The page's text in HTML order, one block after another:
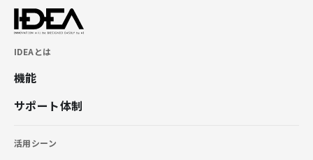
IDEAとは
機能
サポート体制
活用シーン